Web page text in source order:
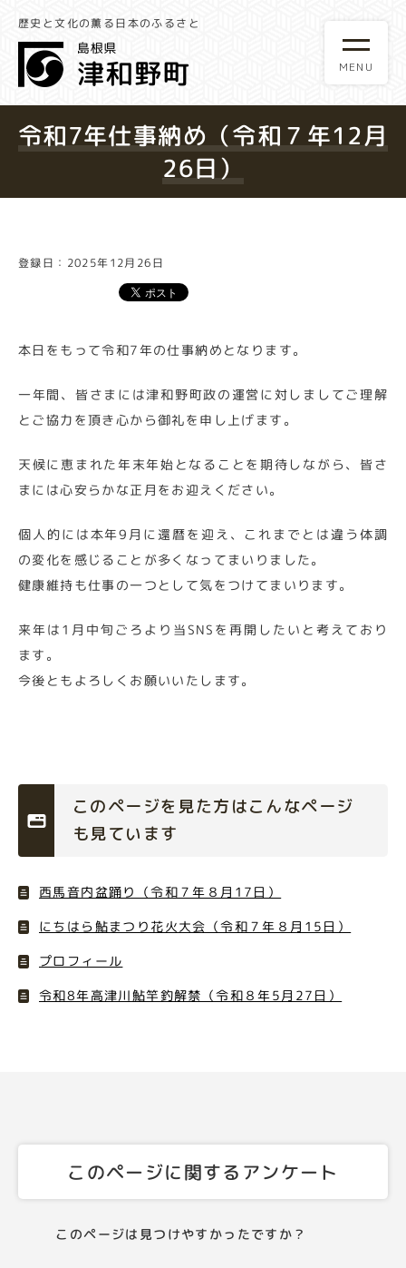
歴史と文化の薫る日本のふるさと
令和7年仕事納め（令和７年12月
26日）
登録日：2025年12月26日
本日をもって令和7年の仕事納めとなります。
一年間、皆さまには津和野町政の運営に対しましてご理解
とご協力を頂き心から御礼を申し上げます。
天候に恵まれた年末年始となることを期待しながら、皆さ
まには心安らかな正月をお迎えください。
個人的には本年9月に還暦を迎え、これまでとは違う体調
の変化を感じることが多くなってまいりました。
健康維持も仕事の一つとして気をつけてまいります。
来年は1月中旬ごろより当SNSを再開したいと考えており
ます。
今後ともよろしくお願いいたします。
このページを見た方はこんなページ
も見ています
西馬音内盆踊り（令和７年８月17日）
にちはら鮎まつり花火大会（令和７年８月15日）
プロフィール
令和8年高津川鮎竿釣解禁（令和８年5月27日）
このページに関するアンケート
このページは見つけやすかったですか？